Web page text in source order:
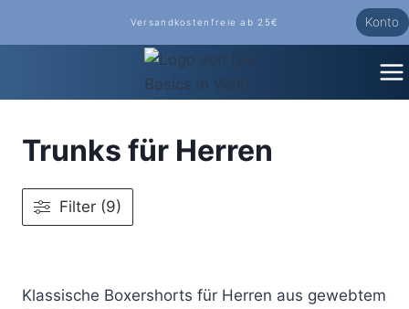
Versandkostenfreie ab 25€ Konto
Trunks für Herren
Filter (9)
Klassische Boxershorts für Herren aus gewebtem